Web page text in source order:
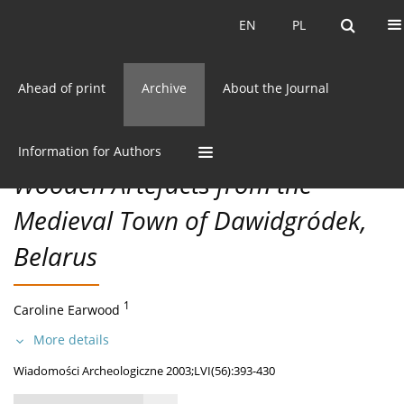
PL
EN PL
EN
Ahead of print Archive About the Journal
Information for Authors
56/2003 vol. LVI
CC BY-NC 3.0 Poland
Wooden Artefacts from the
Medieval Town of Dawidgródek,
Belarus
Caroline Earwood 1
More details
Wiadomości Archeologiczne 2003;LVI(56):393-430